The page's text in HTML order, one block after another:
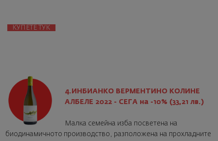
КУПЕТЕ ТУК
4.ИНБИАНКО ВЕРМЕНТИНО КОЛИНЕ
АЛБЕЛЕ 2022 - СЕГА на -10% (33,21 лв.)
Малка семейна изба посветена на
биодинамичното производство, разположена на прохладните